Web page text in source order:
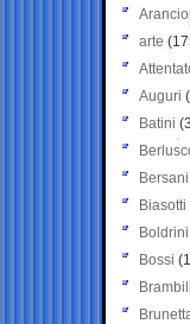
arte
Auguri
Batini
Bersani
Biasotti
Boldrini
Bossi